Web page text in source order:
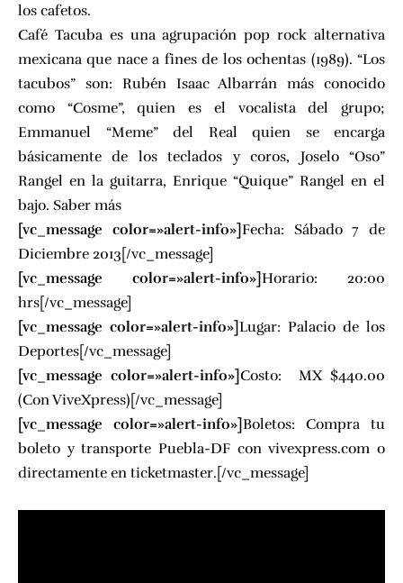
los cafetos.
Café Tacuba es una agrupación pop rock alternativa
mexicana que nace a fines de los ochentas (1989). “Los
tacubos” son: Rubén Isaac Albarrán más conocido
como “Cosme”, quien es el vocalista del grupo;
Emmanuel “Meme” del Real quien se encarga
básicamente de los teclados y coros, Joselo “Oso”
Rangel en la guitarra, Enrique “Quique” Rangel en el
bajo. Saber más
[vc_message color=»alert-info»]Fecha: Sábado 7 de
Diciembre 2013[/vc_message]
[vc_message color=»alert-info»]Horario: 20:00
hrs[/vc_message]
[vc_message color=»alert-info»]Lugar: Palacio de los
Deportes[/vc_message]
[vc_message color=»alert-info»]Costo: MX $440.00
(ConViveXpress)[/vc_message]
[vc_message color=»alert-info»]Boletos: Compra tu
boleto y transporte Puebla-DF convivexpress.com o
directamente en ticketmaster.[/vc_message]